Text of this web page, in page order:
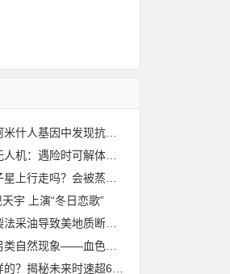
中发现抗衰老突变 可延寿10年
遇险时可解体坠入安全地
行走吗？会被蒸发电离
宇 上演“冬日恋歌”
导致美地质断层重新活跃
——血色瀑布_大火瀑布_磁山等！
未来时速超6000公里的飞行器